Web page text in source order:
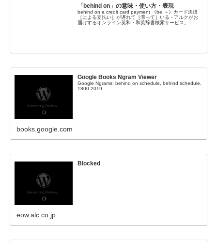
「behind on」の意味・使い方・表現
behind on a credit card payment 《be ～》カード決済
［による支払い］が遅れて［滞って］いる - アルクがお
届けするオンライン英和・和英辞書検索サービス。
Google Books Ngram Viewer
Google Ngrams: behind on schedule, behind schedule,
1800-2019
books.google.com
Blocked
eow.alc.co.jp